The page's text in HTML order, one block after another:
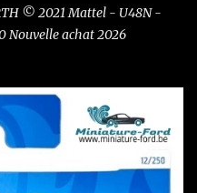
© 2021 Mattel - U48N -
Nouvelle achat 2026